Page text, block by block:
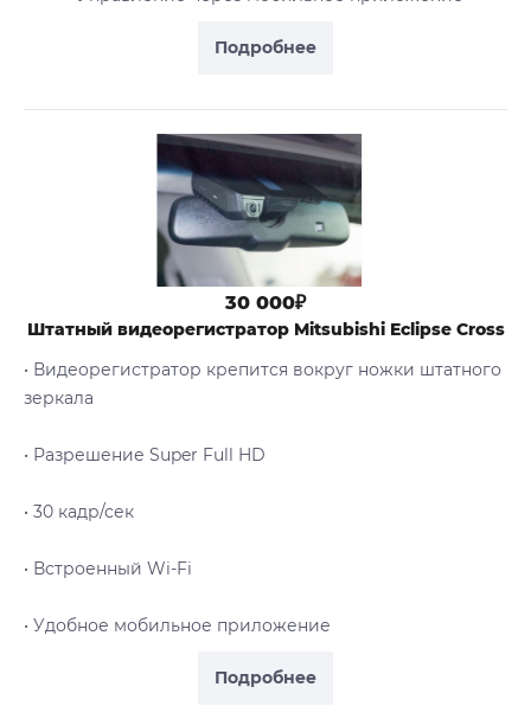
Подробнее
Подробнее
30 000₽
Штатный видеорегистратор Mitsubishi Eclipse Cross
• Видеорегистратор крепится вокруг ножки штатного
зеркала
• Разрешение Super Full HD
• 30 кадр/сек
• Встроенный Wi-Fi
• Удобное мобильное приложение